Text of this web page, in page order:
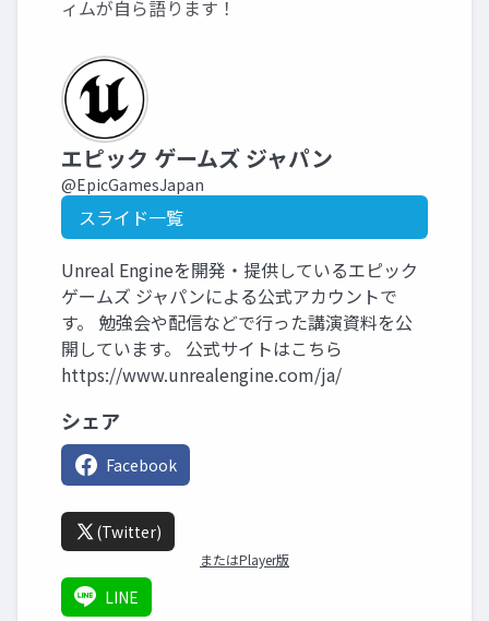
ィムが自ら語ります！
エピック ゲームズ ジャパン
@EpicGamesJapan
スライド一覧
Unreal Engineを開発・提供しているエピック
ゲームズ ジャパンによる公式アカウントで
す。 勉強会や配信などで行った講演資料を公
開しています。 公式サイトはこちら
https://www.unrealengine.com/ja/
シェア
Facebook
(Twitter)
またはPlayer版
LINE